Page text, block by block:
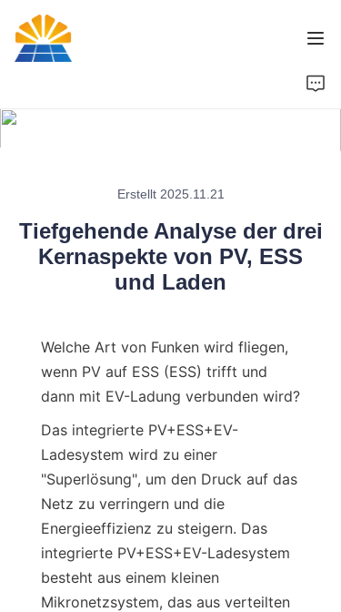
Erstellt 2025.11.21
Tiefgehende Analyse der drei
Kernaspekte von PV, ESS
und Laden
Welche Art von Funken wird fliegen,
wenn PV auf ESS (ESS) trifft und
dann mit EV-Ladung verbunden wird?
Das integrierte PV+ESS+EV-
Ladesystem wird zu einer
"Superlösung", um den Druck auf das
Netz zu verringern und die
Energieeffizienz zu steigern. Das
integrierte PV+ESS+EV-Ladesystem
besteht aus einem kleinen
Mikronetzsystem, das aus verteilten
Marke
Kontaktieren Sie uns